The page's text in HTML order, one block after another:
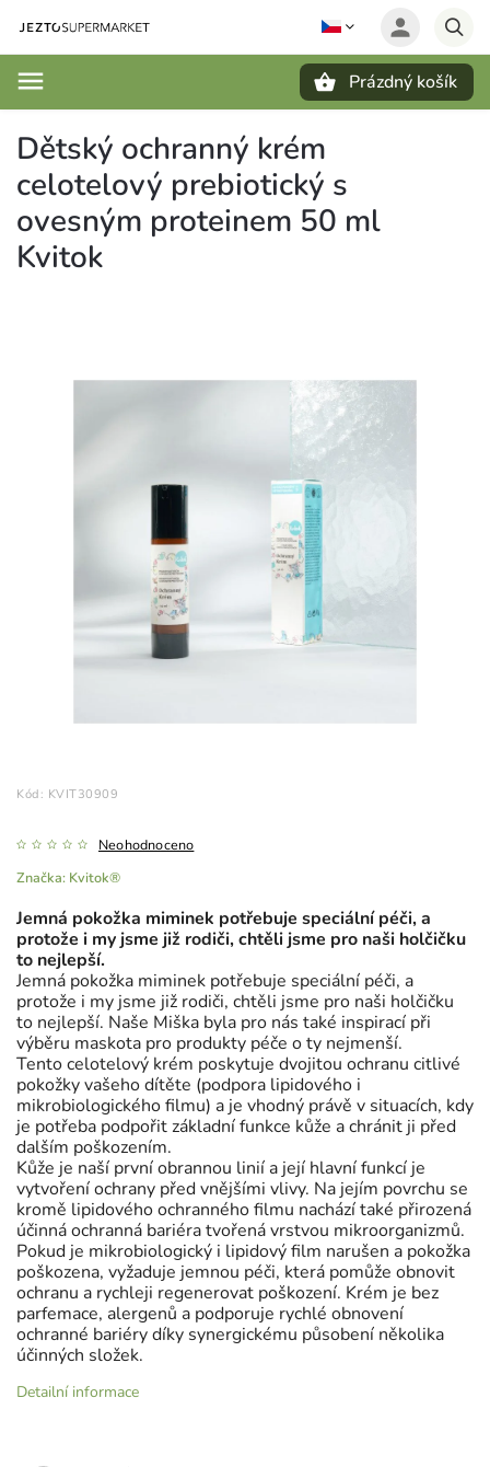
Prázdný košík
Dětský ochranný krém
celotelový prebiotický s
ovesným proteinem 50 ml
Kvitok
Kód: KVIT30909
Neohodnoceno
Značka: Kvitok®
Jemná pokožka miminek potřebuje speciální péči, a
protože i my jsme již rodiči, chtěli jsme pro naši holčičku
to nejlepší.
Jemná pokožka miminek potřebuje speciální péči, a
protože i my jsme již rodiči, chtěli jsme pro naši holčičku
to nejlepší. Naše Miška byla pro nás také inspirací při
výběru maskota pro produkty péče o ty nejmenší.
Tento celotelový krém poskytuje dvojitou ochranu citlivé
pokožky vašeho dítěte (podpora lipidového i
mikrobiologického filmu) a je vhodný právě v situacích, kdy
je potřeba podpořit základní funkce kůže a chránit ji před
dalším poškozením.
Kůže je naší první obrannou linií a její hlavní funkcí je
vytvoření ochrany před vnějšími vlivy. Na jejím povrchu se
kromě lipidového ochranného filmu nachází také přirozená
účinná ochranná bariéra tvořená vrstvou mikroorganizmů.
Pokud je mikrobiologický i lipidový film narušen a pokožka
poškozena, vyžaduje jemnou péči, která pomůže obnovit
ochranu a rychleji regenerovat poškození. Krém je bez
parfemace, alergenů a podporuje rychlé obnovení
ochranné bariéry díky synergickému působení několika
účinných složek.
Detailní informace